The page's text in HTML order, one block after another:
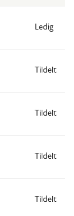
Ledig
Tildelt
Tildelt
Tildelt
Tildelt